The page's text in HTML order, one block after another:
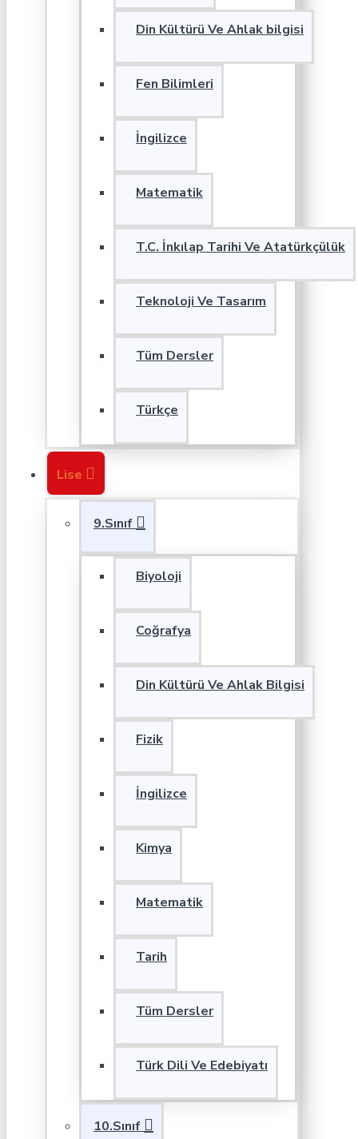
Din Kültürü Ve Ahlak bilgisi
Fen Bilimleri
İngilizce
Matematik
T.C. İnkılap Tarihi Ve Atatürkçülük
Teknoloji Ve Tasarım
Tüm Dersler
Türkçe
Lise
9.Sınıf
Biyoloji
Coğrafya
Din Kültürü Ve Ahlak Bilgisi
Fizik
İngilizce
Kimya
Matematik
Tarih
Tüm Dersler
Türk Dili Ve Edebiyatı
10.Sınıf